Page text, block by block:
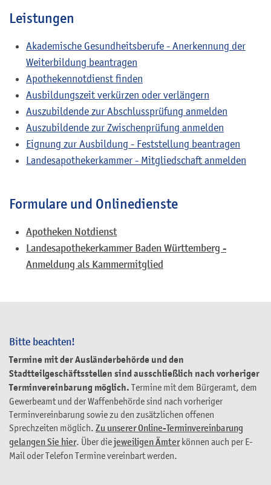
Bitte beachten!
Termine mit der Ausländerbehörde und den
Stadtteilgeschäftsstellen sind ausschließlich nach vorheriger
Terminvereinbarung möglich. Termine mit dem Bürgeramt, dem
Gewerbeamt und der Waffenbehörde sind nach vorheriger
Terminvereinbarung sowie zu den zusätzlichen offenen
Sprechzeiten möglich. Zu unserer Online-Terminvereinbarung
gelangen Sie hier. Über diejeweiligen Ämterkönnen auch per E-
Mail oder Telefon Termine vereinbart werden.
Leistungen
Akademische Gesundheitsberufe - Anerkennung der
Weiterbildung beantragen
Apothekennotdienst finden
Ausbildungszeit verkürzen oder verlängern
Auszubildende zur Abschlussprüfung anmelden
Auszubildende zur Zwischenprüfung anmelden
Eignung zur Ausbildung - Feststellung beantragen
Landesapothekerkammer - Mitgliedschaft anmelden
Formulare und Onlinedienste
Apotheken Notdienst
Landesapothekerkammer Baden Württemberg -
Anmeldung als Kammermitglied